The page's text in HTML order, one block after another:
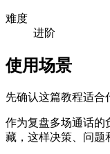
难度
进阶
使用场景
先确认这篇教程适合
作为复盘多场通话的
藏，这样决策、问题